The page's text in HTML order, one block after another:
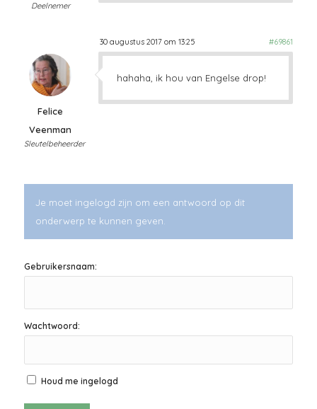
Deelnemer
30 augustus 2017 om 13:25 #69861
Felice
Veenman
Sleutelbeheerder
hahaha, ik hou van Engelse drop!
Je moet ingelogd zijn om een antwoord op dit
onderwerp te kunnen geven.
Gebruikersnaam:
Wachtwoord:
Houd me ingelogd